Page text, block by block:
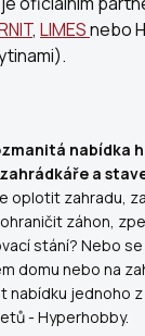
, LIMESnebo
.
nabídka
a
oplotit zahradu,
záhon,
stání? Nebo
domu nebo na
nabídku jednoho
- Hyperhobby.